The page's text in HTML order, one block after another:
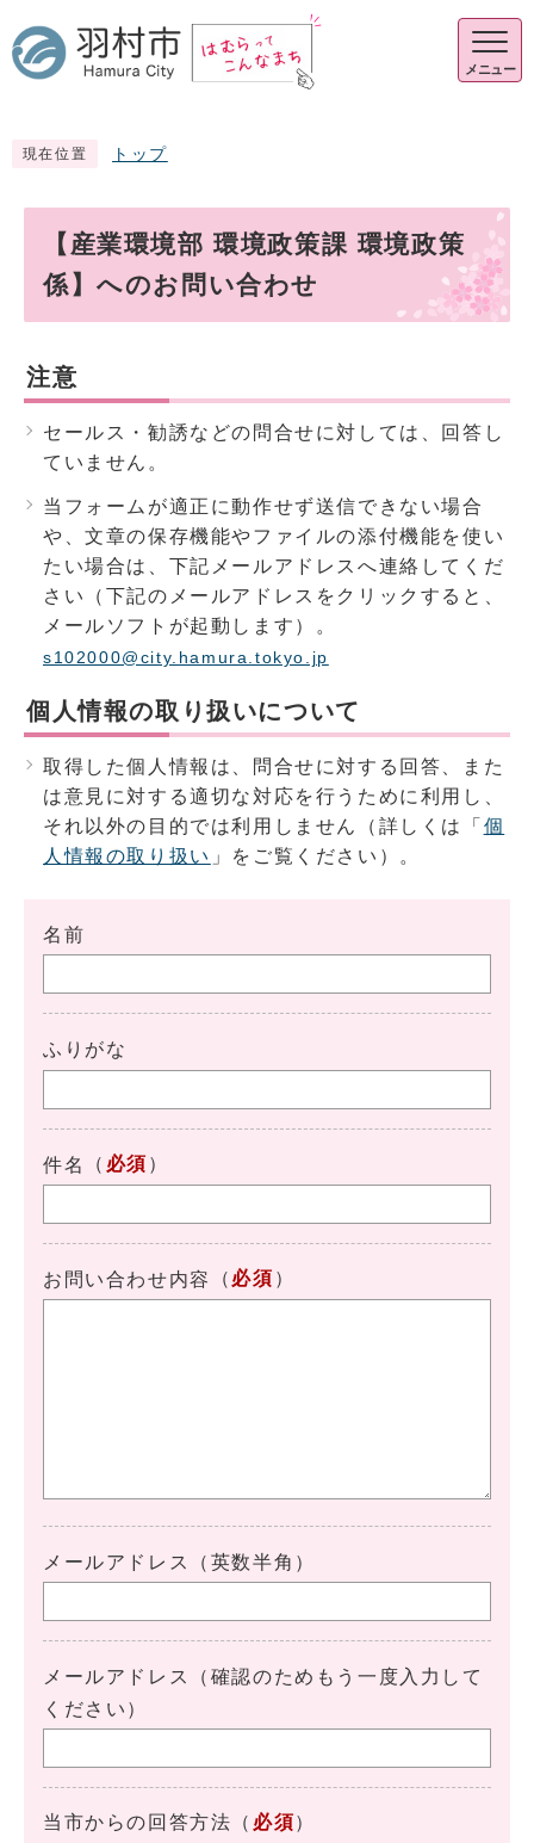
メニュー
現在位置 トップ
【産業環境部 環境政策課 環境政策
係】へのお問い合わせ
注意
セールス・勧誘などの問合せに対しては、回答し
ていません。
当フォームが適正に動作せず送信できない場合
や、文章の保存機能やファイルの添付機能を使い
たい場合は、下記メールアドレスへ連絡してくだ
さい（下記のメールアドレスをクリックすると、
メールソフトが起動します）。
s102000@city.hamura.tokyo.jp
個人情報の取り扱いについて
取得した個人情報は、問合せに対する回答、また
は意見に対する適切な対応を行うために利用し、
それ以外の目的では利用しません（詳しくは「 個
人情報の取り扱い 」をご覧ください）。
名前
ふりがな
件名 （ 必須 ）
お問い合わせ内容 （ 必須 ）
メールアドレス（英数半角）
メールアドレス（確認のためもう一度入力して
ください）
当市からの回答方法 （ 必須）